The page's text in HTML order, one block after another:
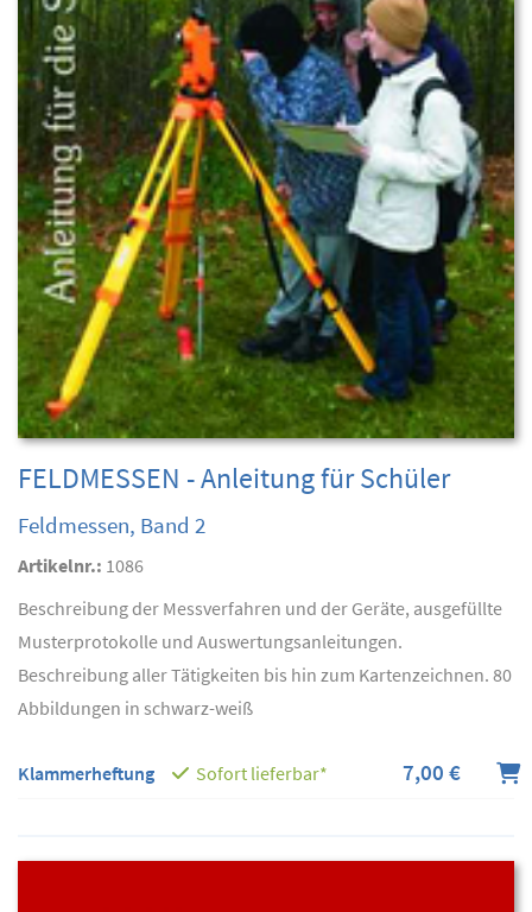
FELDMESSEN - Anleitung für Schüler
Feldmessen, Band 2
Artikelnr.: 1086
Beschreibung der Messverfahren und der Geräte, ausgefüllte
Musterprotokolle und Auswertungsanleitungen.
Beschreibung aller Tätigkeiten bis hin zum Kartenzeichnen. 80
Abbildungen in schwarz-weiß
Klammerheftung Sofort lieferbar* 7,00 €